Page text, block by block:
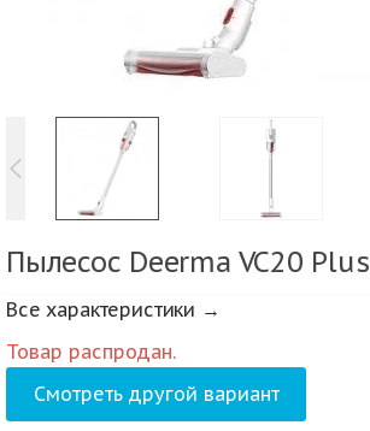
Пылесос Deerma VC20 Plus
Все характеристики →
Товар распродан.
Смотреть другой вариант